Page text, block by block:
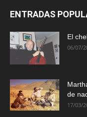
ENTRADAS
El
06/07/
de
17/03/